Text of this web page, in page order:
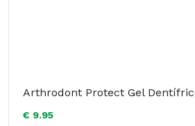
Arthrodont Protect Gel
€ 9.95